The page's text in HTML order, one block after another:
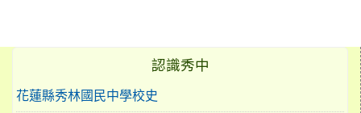
認識秀中
花蓮縣秀林國民中學校史